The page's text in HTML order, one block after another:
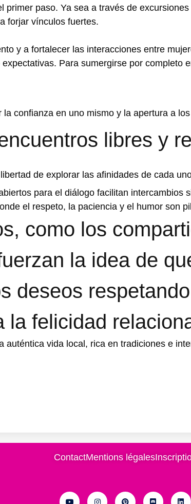
paso. Ya sea a través de
forjar vínculos fuertes.
confianza en uno mismo y la apertura a
libres y
de explorar las afinidades de cada
para el diálogo facilitan intercambios
el respeto, la paciencia y el humor son
como los
la idea de
deseos
la felicidad
auténtica vida local, rica en tradiciones e
ContactMentions légales